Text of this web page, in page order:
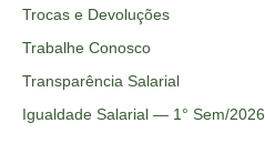
Trocas e Devoluções
Trabalhe Conosco
Transparência Salarial
Igualdade Salarial — 1° Sem/2026